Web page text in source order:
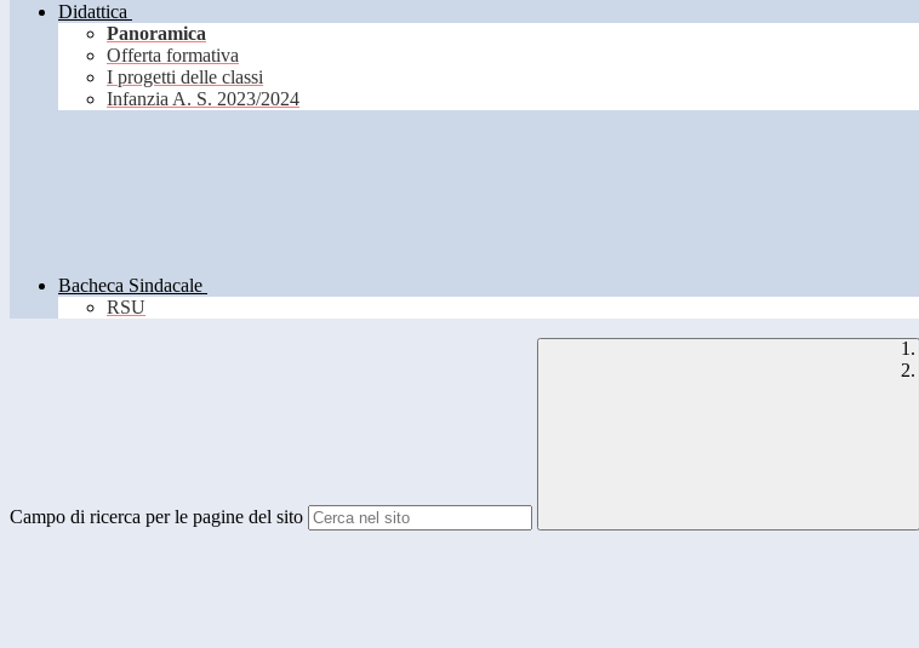
Didattica
Panoramica
Offerta formativa
I progetti delle classi
Infanzia A. S. 2023/2024
Bacheca Sindacale
RSU
Campo di ricerca per le pagine del sito